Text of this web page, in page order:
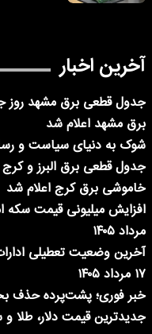
آخرین اخبار
برق مشهد اعلام شد
شوک به دنیای سیاست و
خاموشی برق کرج اعلام شد
مرداد ۱۴۰۵
آخرین وضعیت تعطیلی
۱۷ مرداد ۱۴۰۵
خبر فوری؛ پشت‌پرده حذف
جدیدترین قیمت دلار، طلا و سکه